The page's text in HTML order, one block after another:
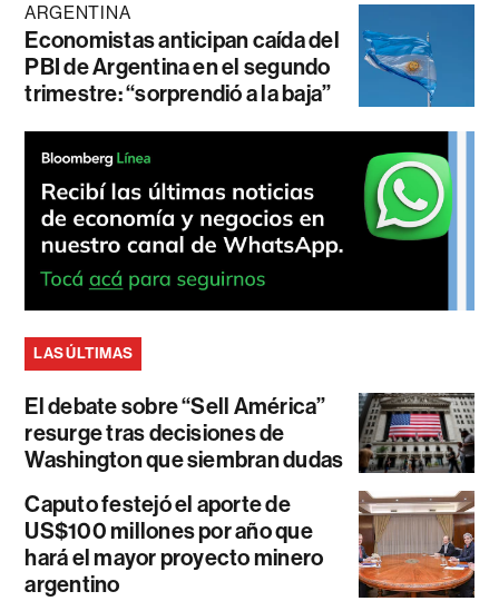
ARGENTINA
Economistas anticipan caída del
PBI de Argentina en el segundo
trimestre: “sorprendió a la baja”
LAS ÚLTIMAS
El debate sobre “Sell América”
resurge tras decisiones de
Washington que siembran dudas
Caputo festejó el aporte de
US$100 millones por año que
hará el mayor proyecto minero
argentino